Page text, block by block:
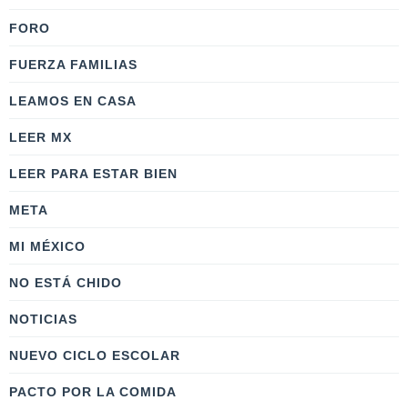
FORO
FUERZA FAMILIAS
LEAMOS EN CASA
LEER MX
LEER PARA ESTAR BIEN
META
MI MÉXICO
NO ESTÁ CHIDO
NOTICIAS
NUEVO CICLO ESCOLAR
PACTO POR LA COMIDA